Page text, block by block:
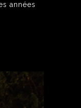
années